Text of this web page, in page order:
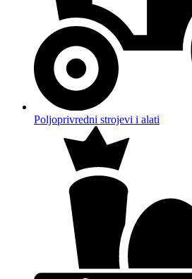
Poljoprivredni strojevi i alati